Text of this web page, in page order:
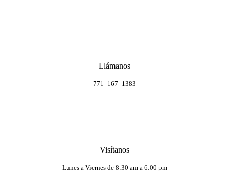
Llámanos
771- 167- 1383
Visítanos
Lunes a Viernes de 8:30 am a 6:00 pm